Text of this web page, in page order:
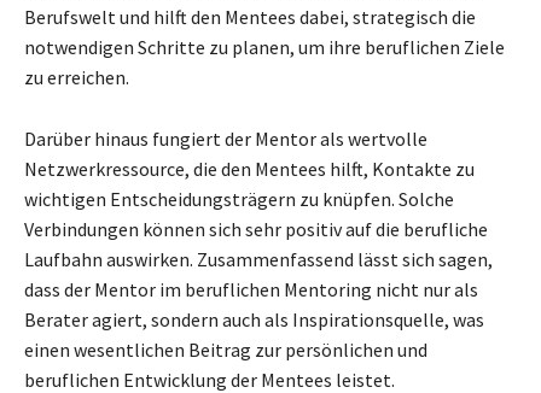
Berufswelt und hilft den Mentees dabei, strategisch die
notwendigen Schritte zu planen, um ihre beruflichen Ziele
zu erreichen.
Darüber hinaus fungiert der Mentor als wertvolle
Netzwerkressource, die den Mentees hilft, Kontakte zu
wichtigen Entscheidungsträgern zu knüpfen. Solche
Verbindungen können sich sehr positiv auf die berufliche
Laufbahn auswirken. Zusammenfassend lässt sich sagen,
dass der Mentor im beruflichen Mentoring nicht nur als
Berater agiert, sondern auch als Inspirationsquelle, was
einen wesentlichen Beitrag zur persönlichen und
beruflichen Entwicklung der Mentees leistet.